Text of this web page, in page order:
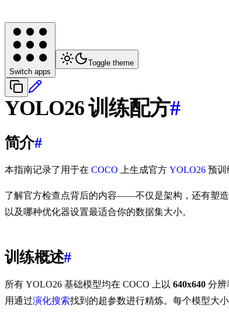
Switch apps
Toggle theme
YOLO26 训练配方#
简介#
本指南记录了用于在 COCO 上生成官方 YOLO26 预训
了解官方检查点背后的内容——不仅是架构，还有塑
以及哪种优化器设置最适合你的数据集大小。
训练概述#
所有 YOLO26 基础模型均在 COCO 上以 640x640 分辨
用通过演化搜索找到的超参数进行精炼。每个模型大